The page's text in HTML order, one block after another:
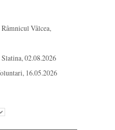
Vâlcea,
02.08.2026
16.05.2026